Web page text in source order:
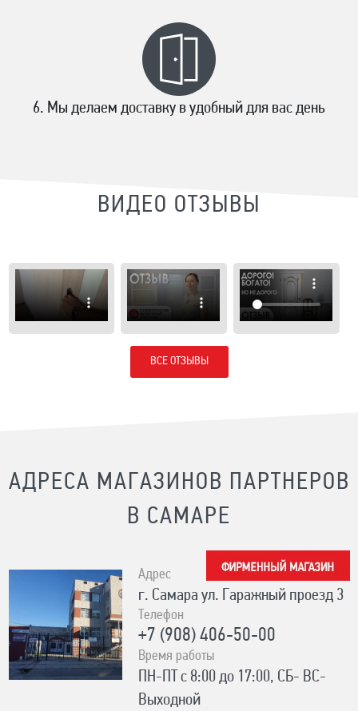
Мы делаем доставку в удобный для вас день
ВИДЕО ОТЗЫВЫ
ВСЕ ОТЗЫВЫ
АДРЕСА МАГАЗИНОВ ПАРТНЕРОВ
В САМАРЕ
Адрес
г. Самара ул. Гаражный проезд 3
Телефон
+7 (908) 406-50-00
Время работы
ПН-ПТ с 8:00 до 17:00, СБ- ВС-
Выходной